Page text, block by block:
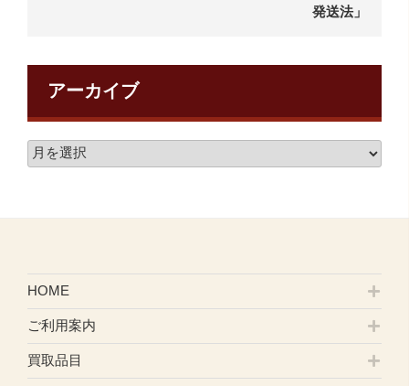
発送法」
アーカイブ
HOME
ご利用案内
買取品目